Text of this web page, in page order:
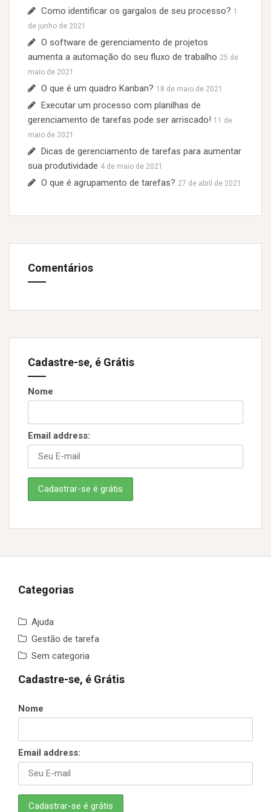
Como identificar os gargalos de seu processo? 1
de junho de 2021
O software de gerenciamento de projetos
aumenta a automação do seu fluxo de trabalho 25 de
maio de 2021
O que é um quadro Kanban? 18 de maio de 2021
Executar um processo com planilhas de
gerenciamento de tarefas pode ser arriscado! 11 de
maio de 2021
Dicas de gerenciamento de tarefas para aumentar
sua produtividade 4 de maio de 2021
O que é agrupamento de tarefas? 27 de abril de 2021
Comentários
Cadastre-se, é Grátis
Nome
Email address:
Categorias
Ajuda
Gestão de tarefa
Sem categoria
Cadastre-se, é Grátis
Nome
Email address: